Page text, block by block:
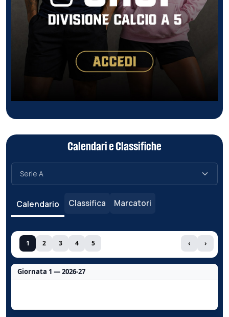
Calendari e Classifiche
Calendario Classifica Marcatori
1 2 3 4 5 ‹ ›
Giornata 1 — 2026-27